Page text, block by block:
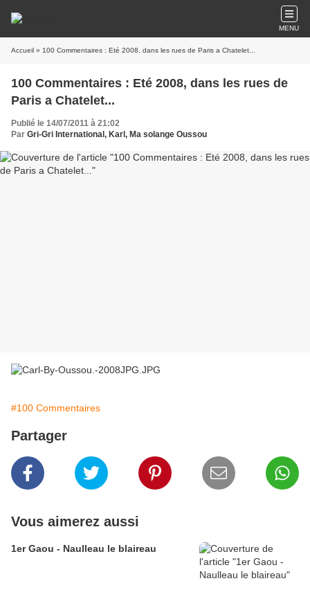
MENU
Accueil » 100 Commentaires : Eté 2008, dans les rues de Paris a Chatelet...
100 Commentaires : Eté 2008, dans les rues de
Paris a Chatelet...
Publié le 14/07/2011 à 21:02
Par Gri-Gri International, Karl, Ma solange Oussou
#100 Commentaires
Partager
Vous aimerez aussi
1er Gaou - Naulleau le blaireau